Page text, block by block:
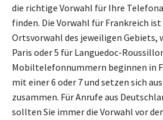
die richtige Vorwahl für Ihre
finden. Die Vorwahl für Frankreich
Ortsvorwahl des jeweiligen Gebiets,
Paris oder 5 für Languedoc-
Mobiltelefonnummern beginnen in
mit einer 6 oder 7 und setzen sich
zusammen. Für Anrufe aus
sollten Sie immer die Vorwahl vor